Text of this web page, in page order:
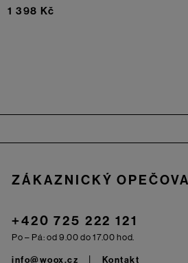
1 398 Kč
ZÁKAZNICKÝ
+420 725 222 121
Po – Pá: od 9.00 do 17.00 hod.
info@woox.cz Kontakt